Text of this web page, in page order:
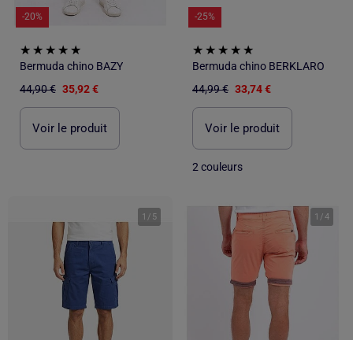
-20%
Bermuda chino BAZY
44,90 € 35,92 €
Voir le produit
-25%
Bermuda chino BERKLARO
44,99 € 33,74 €
Voir le produit
2 couleurs
1 / 5 1 /4